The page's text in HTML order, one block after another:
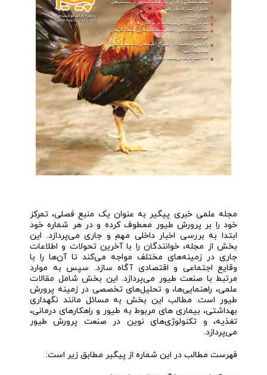
مجله علمی خبری پیگیر به عنوان یک منبع فصلی، تمرکز
خود را بر پرورش طیور معطوف کرده و در هر شماره خود
ابتدا به بررسی اخبار داخلی مهم و جاری می‌پردازد. این
بخش از مجله، خوانندگان را با آخرین تحولات و اطلاعات
جاری در زمینه‌های مختلف مواجه می‌کند تا آن‌ها را با
وقایع اجتماعی و اقتصادی آگاه سازد. سپس به موارد
مرتبط با صنعت طیور می‌پردازد. این بخش شامل مقالات
علمی، راهنمایی‌ها، و تحلیل‌های تخصصی در زمینه پرورش
طیور است. مطالب این بخش به مسائل مانند نگهداری
بهداشتی، بیماری های مربوط به طیور و راهکارهای درمانی،
تغذیه، و تکنولوژی‌های نوین در صنعت پرورش طیور
می‌پردازد.
فهرست مطالب در این شماره از پیگیر مطابق زیر است: